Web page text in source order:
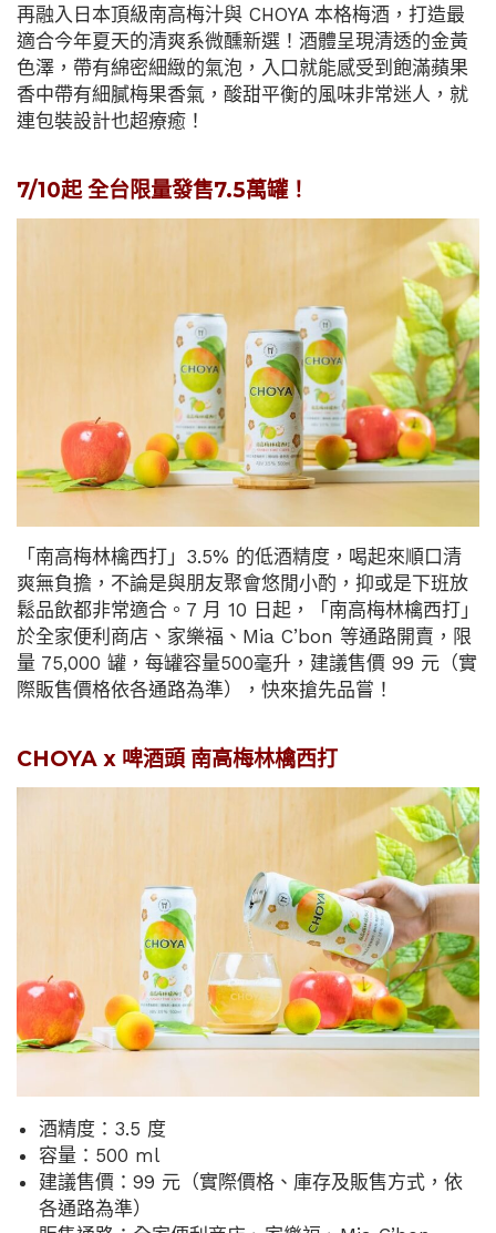
再融入日本頂級南高梅汁與 CHOYA 本格梅酒，打造最
適合今年夏天的清爽系微醺新選！酒體呈現清透的金黃
色澤，帶有綿密細緻的氣泡，入口就能感受到飽滿蘋果
香中帶有細膩梅果香氣，酸甜平衡的風味非常迷人，就
連包裝設計也超療癒！
7/10起 全台限量發售7.5萬罐！
「南高梅林檎西打」3.5% 的低酒精度，喝起來順口清
爽無負擔，不論是與朋友聚會悠閒小酌，抑或是下班放
鬆品飲都非常適合。7 月 10 日起，「南高梅林檎西打」
於全家便利商店、家樂福、Mia C’bon 等通路開賣，限
量 75,000 罐，每罐容量500毫升，建議售價 99 元（實
際販售價格依各通路為準），快來搶先品嘗！
CHOYA x 啤酒頭 南高梅林檎西打
酒精度：3.5 度
容量：500 ml
建議售價：99 元（實際價格、庫存及販售方式，依
各通路為準）